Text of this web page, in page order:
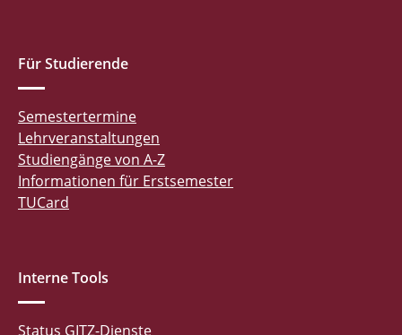
Für Studierende
Semestertermine
Lehrveranstaltungen
Studiengänge von A-Z
Informationen für Erstsemester
TUCard
Interne Tools
Status GITZ-Dienste